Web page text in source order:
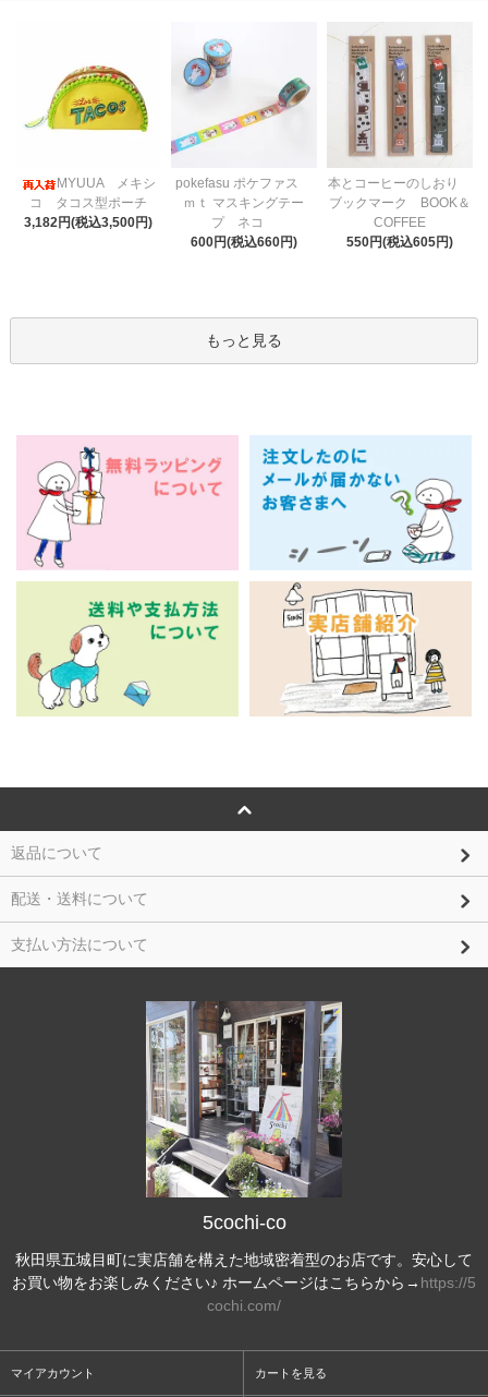
MYUUA メキシ
コ タコス型ポーチ
3,182円(税込3,500円)
pokefasu ポケファス
ｍｔ マスキングテー
プ ネコ
600円(税込660円)
本とコーヒーのしおり
ブックマーク BOOK＆
COFFEE
550円(税込605円)
もっと見る
返品について
配送・送料について
支払い方法について
5cochi-co
秋田県五城目町に実店舗を構えた地域密着型のお店です。安心して
お買い物をお楽しみください♪ ホームページはこちらから→ https://5
cochi.com/
マイアカウント カートを見る